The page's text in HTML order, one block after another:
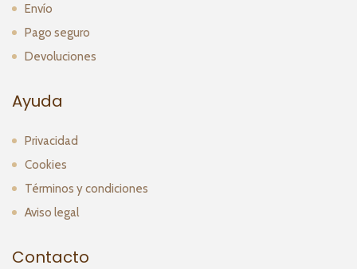
Envío
Pago seguro
Devoluciones
Ayuda
Privacidad
Cookies
Términos y condiciones
Aviso legal
Contacto